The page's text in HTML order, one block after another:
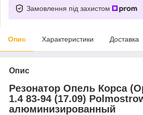
Замовлення під захистом
Опис Характеристики Доставка
Опис
Резонатор Опель Корса
1.4 83-94 (17.09)
алюминизированный